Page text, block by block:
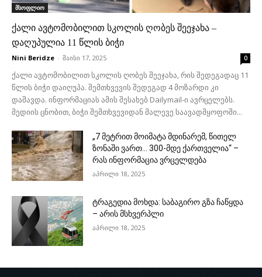
მსოფლიო
ქალი ავტომობილით სკოლის ღობეს შეეჯახა –
დაღუპულია 11 წლის ბიჭი
Nini Beridze - მაისი 17, 2025 0
ქალი ავტომობილით სკოლის ღობეს შეეჯახა, რის შედეგადაც 11
წლის ბიჭი დაიღუპა. შემთხვევის შედეგად 4 მოზარდი კი
დაშავდა. ინფორმაციას ამის შესახებ Dailymail-ი ავრცელებს.
მედიის ცნობით, ბიჭი შემთხვევიდან მალევე საავადმყოფოში...
„7 მეტრით მოიმატა მდინარემ, წითელ
ზონაში ვართ… 300-მდე ქართველია“ –
რას ინფორმაცია ვრცელდება
აპრილი 18, 2025
ტრაგედია მოხდა: საბაგირო გზა ჩაწყდა
– არის მსხვერპლი
აპრილი 18, 2025